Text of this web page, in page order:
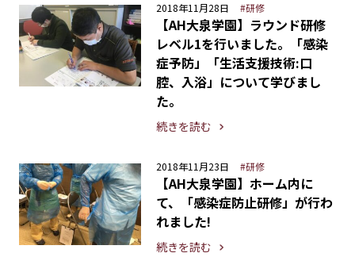
2018年11月28日 #研修
【AH大泉学園】ラウンド研修
レベル1を行いました。「感染
症予防」「生活支援技術:口
腔、入浴」について学びまし
た。
続きを読む
2018年11月23日 #研修
【AH大泉学園】ホーム内に
て、「感染症防止研修」が行わ
れました!
続きを読む